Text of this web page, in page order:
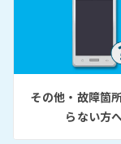
その他・故障箇
らない方